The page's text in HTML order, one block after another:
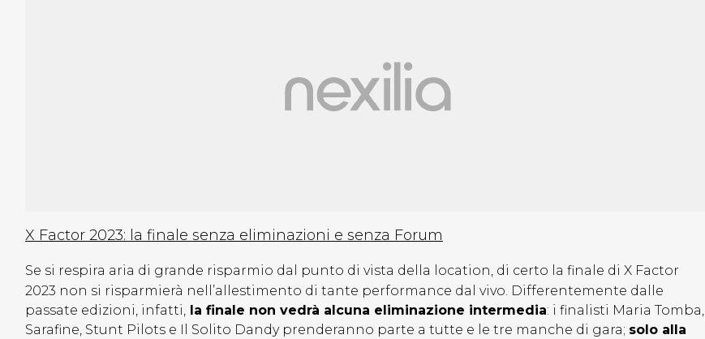
X Factor 2023: la finale senza eliminazioni e senza Forum
Se si respira aria di grande risparmio dal punto di vista della location, di certo la finale di X Factor
2023 non si risparmierà nell’allestimento di tante performance dal vivo. Differentemente dalle
passate edizioni, infatti, la finale non vedrà alcuna eliminazione intermedia: i finalisti Maria Tomba,
Sarafine, Stunt Pilots e Il Solito Dandy prenderanno parte a tutte e le tre manche di gara; solo alla